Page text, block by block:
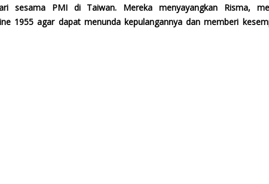
sesama PMI di Taiwan. Mereka menyayangkan Risma,
1955 agar dapat menunda kepulangannya dan memberi